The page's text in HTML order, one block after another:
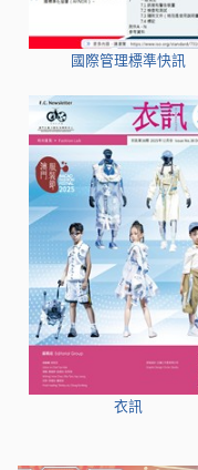
國際管理標準快訊
衣訊